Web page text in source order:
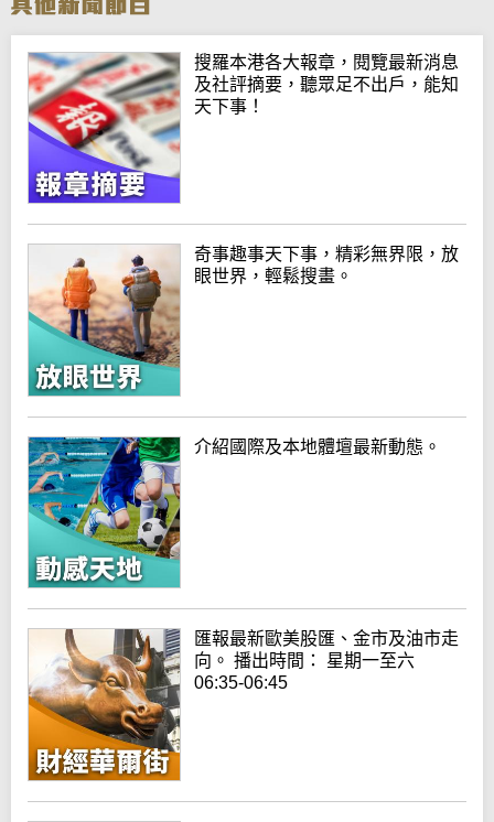
搜羅本港各大報章，閱覽最新消息
及社評摘要，聽眾足不出戶，能知
天下事！
奇事趣事天下事，精彩無界限，放
眼世界，輕鬆搜畫。
介紹國際及本地體壇最新動態。
匯報最新歐美股匯、金市及油市走
向。 播出時間： 星期一至六
06:35-06:45